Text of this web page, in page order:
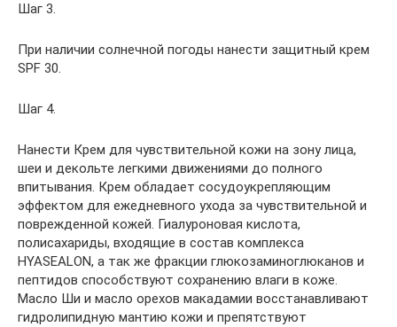
Шаг 3.
При наличии солнечной погоды нанести защитный крем
SPF 30.
Шаг 4.
Нанести Крем для чувствительной кожи на зону лица,
шеи и декольте легкими движениями до полного
впитывания. Крем обладает сосудоукрепляющим
эффектом для ежедневного ухода за чувствительной и
поврежденной кожей. Гиалуроновая кислота,
полисахариды, входящие в состав комплекса
HYASEALON, а так же фракции глюкозаминоглюканов и
пептидов способствуют сохранению влаги в коже.
Масло Ши и масло орехов макадамии восстанавливают
гидролипидную мантию кожи и препятствуют